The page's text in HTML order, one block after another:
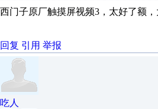
西门子原厂触摸屏视频3，太好了额
回复 引用 举报
吃人